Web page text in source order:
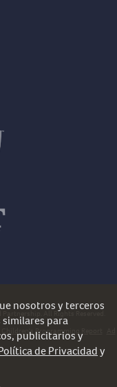
All Rights Reserved.
Children's Programming Report
nosotros y terceros
para
publicitarios y
de Privacidady